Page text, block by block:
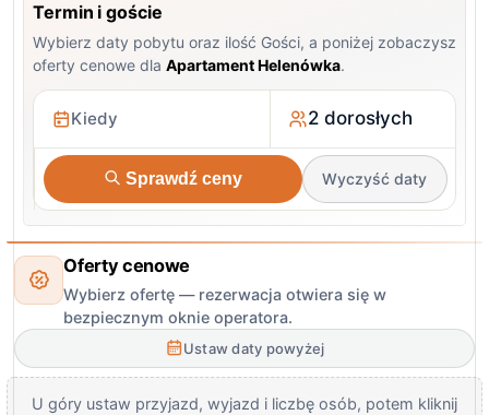
Termin i goście
Wybierz daty pobytu oraz ilość Gości, a poniżej zobaczysz
oferty cenowe dla Apartament Helenówka.
2 dorosłych
Sprawdź ceny Wyczyść daty
Oferty cenowe
Wybierz ofertę — rezerwacja otwiera się w
bezpiecznym oknie operatora.
Ustaw daty powyżej
U góry ustaw przyjazd, wyjazd i liczbę osób, potem kliknij